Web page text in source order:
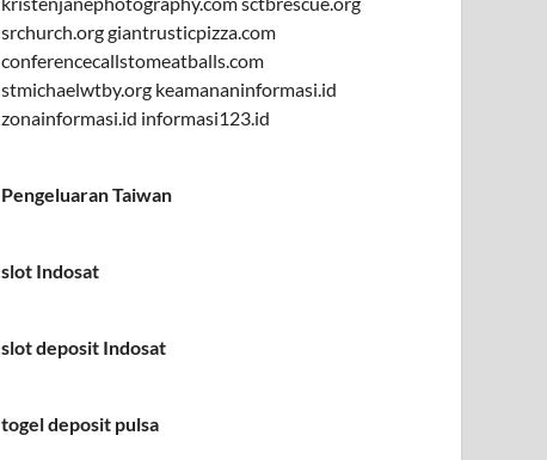
srchurch.orggiantrusticpizza.com
conferencecallstomeatballs.com
stmichaelwtby.org keamananinformasi.id
zonainformasi.id informasi123.id
Pengeluaran Taiwan
slot Indosat
slot deposit Indosat
togel deposit pulsa